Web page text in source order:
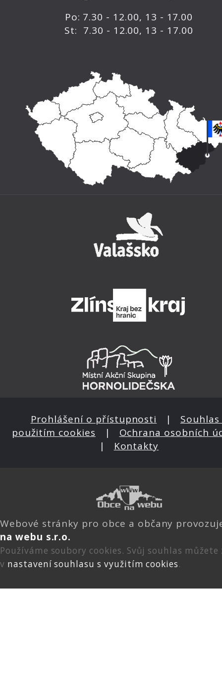
Po: 7.30 - 12.00, 13 - 17.00
St: 7.30 - 12.00, 13 - 17.00
Prohlášení o přístupnosti | Souhlas
použitím cookies | Ochrana osobních
| Kontakty
Webové stránky pro obce a občany
na webu s.r.o.
Používáme soubory cookies. Svůj souhlas
v nastavení souhlasu s využitím cookies.